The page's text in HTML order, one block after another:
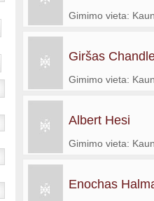
Gimimo vieta:
Giršas
Gimimo vieta:
Albert Hesi
Gimimo vieta:
Enochas